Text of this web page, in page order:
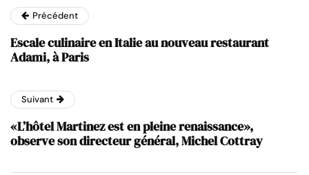
Précédent
Escale culinaire en Italie au nouveau restaurant
Adami, à Paris
Suivant
«L’hôtel Martinez est en pleine renaissance»,
observe son directeur général, Michel Cottray